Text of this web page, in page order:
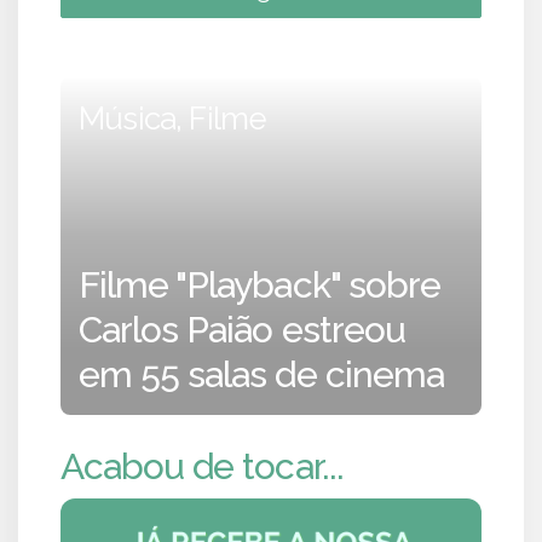
Música, Filme
Filme "Playback" sobre
Carlos Paião estreou
em 55 salas de cinema
Acabou de tocar...